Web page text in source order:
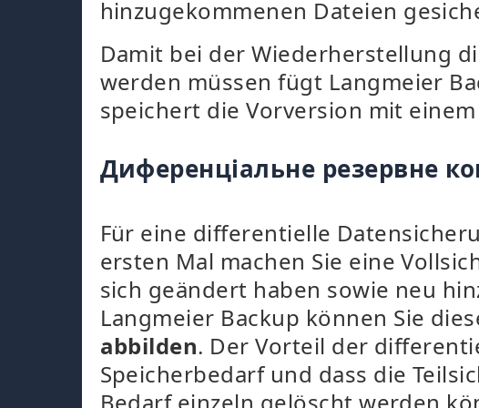
hinzugekommenen Dateien
Damit bei der Wiederherstellung
werden müssen fügt Langmeier
speichert die Vorversion mit
Диференціальне резервне
Für eine differentielle
ersten Mal machen Sie eine
sich geändert haben sowie neu
Langmeier Backup können Sie
abbilden. Der Vorteil der
Speicherbedarf und dass die